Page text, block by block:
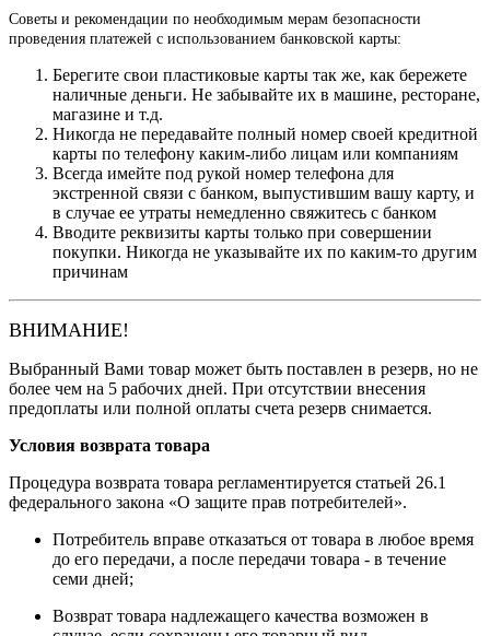
Советы и рекомендации по необходимым мерам безопасности
проведения платежей с использованием банковской карты:
Берегите свои пластиковые карты так же, как бережете
наличные деньги. Не забывайте их в машине, ресторане,
магазине и т.д.
Никогда не передавайте полный номер своей кредитной
карты по телефону каким-либо лицам или компаниям
Всегда имейте под рукой номер телефона для
экстренной связи с банком, выпустившим вашу карту, и
в случае ее утраты немедленно свяжитесь с банком
Вводите реквизиты карты только при совершении
покупки. Никогда не указывайте их по каким-то другим
причинам
ВНИМАНИЕ!
Выбранный Вами товар может быть поставлен в резерв, но не
более чем на 5 рабочих дней. При отсутствии внесения
предоплаты или полной оплаты счета резерв снимается.
Условия возврата товара
Процедура возврата товара регламентируется статьей 26.1
федерального закона «О защите прав потребителей».
Потребитель вправе отказаться от товара в любое время
до его передачи, а после передачи товара - в течение
семи дней;
Возврат товара надлежащего качества возможен в